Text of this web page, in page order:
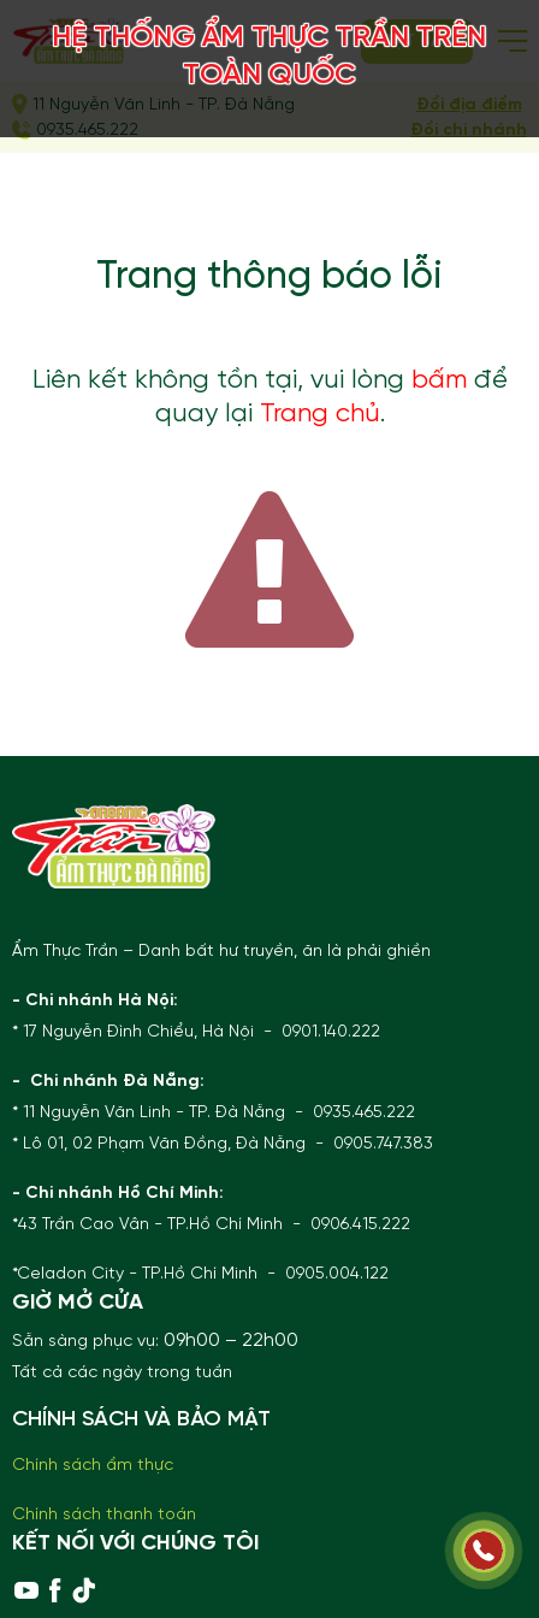
ĐẶT BÀN
11 Nguyễn Văn Linh - TP. Đà Nẵng
0935.465.222
Đổi địa điểm
Đổi chi nhánh
Trang thông báo lỗi
Liên kết không tồn tại, vui lòng bấmđể
quay lại Trang chủ.
Ẩm Thực Trần – Danh bất hư truyền, ăn là phải ghiền
- Chi nhánh Hà Nội:
* 17 Nguyễn Đình Chiểu, Hà Nội - 0901.140.222
- Chi nhánh Đà Nẵng:
* 11 Nguyễn Văn Linh - TP. Đà Nẵng - 0935.465.222
* Lô 01, 02 Phạm Văn Đồng, Đà Nẵng - 0905.747.383
- Chi nhánh Hồ Chí Minh:
*43 Trần Cao Vân - TP.Hồ Chí Minh - 0906.415.222
*Celadon City - TP.Hồ Chí Minh - 0905.004.122
GIỜ MỞ CỬA
Sẵn sàng phục vụ: 09h00 – 22h00
Tất cả các ngày trong tuần
CHÍNH SÁCH VÀ BẢO MẬT
Chính sách ẩm thực
Chính sách thanh toán
KẾT NỐI VỚI CHÚNG TÔI
HỆ THỐNG ẨM THỰC TRẦN TRÊN
TOÀN QUỐC